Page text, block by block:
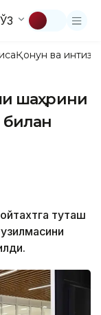
ЎЗ
Қонун ва
шаҳрини
туташ